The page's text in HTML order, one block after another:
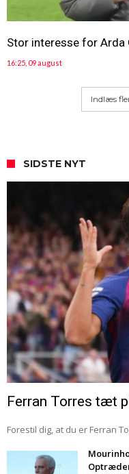
Stor interesse for Arda
16:25, 09 august
Indlæs
SIDSTE NYT
Ferran Torres tæt
Forestil dig, at du er Ferran